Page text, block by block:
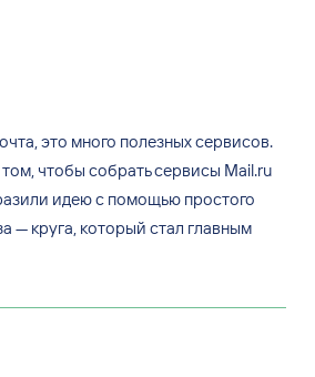
это много полезных сервисов.
чтобы собрать сервисы Mail.ru
идею с помощью простого
— круга, который стал главным